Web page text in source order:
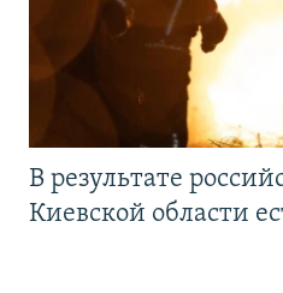
В результате
Киевской области